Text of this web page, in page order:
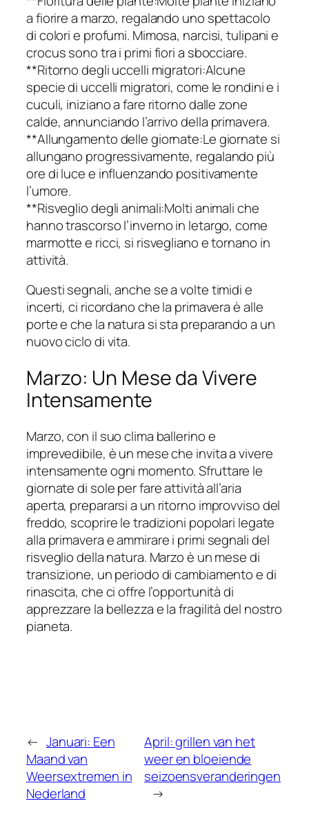
a fiorire a marzo, regalando uno spettacolo
di colori e profumi. Mimosa, narcisi, tulipani e
crocus sono tra i primi fiori a sbocciare.
**Ritorno degli uccelli migratori:Alcune
specie di uccelli migratori, come le rondini e i
cuculi, iniziano a fare ritorno dalle zone
calde, annunciando l’arrivo della primavera.
**Allungamento delle giornate:Le giornate si
allungano progressivamente, regalando più
ore di luce e influenzando positivamente
l’umore.
**Risveglio degli animali:Molti animali che
hanno trascorso l’inverno in letargo, come
marmotte e ricci, si risvegliano e tornano in
attività.
Questi segnali, anche se a volte timidi e
incerti, ci ricordano che la primavera è alle
porte e che la natura si sta preparando a un
nuovo ciclo di vita.
Marzo: Un Mese da Vivere
Intensamente
Marzo, con il suo clima ballerino e
imprevedibile, è un mese che invita a vivere
intensamente ogni momento. Sfruttare le
giornate di sole per fare attività all’aria
aperta, prepararsi a un ritorno improvviso del
freddo, scoprire le tradizioni popolari legate
alla primavera e ammirare i primi segnali del
risveglio della natura. Marzo è un mese di
transizione, un periodo di cambiamento e di
rinascita, che ci offre l’opportunità di
apprezzare la bellezza e la fragilità del nostro
pianeta.
← Januari: Een
Maand van
Weersextremen in
Nederland
April: grillen van het
weer en bloeiende
seizoensveranderingen
→